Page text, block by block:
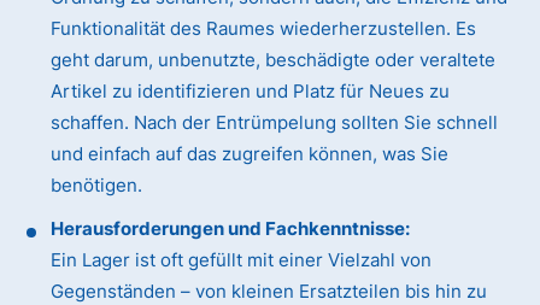
Funktionalität des Raumes wiederherzustellen. Es
geht darum, unbenutzte, beschädigte oder veraltete
Artikel zu identifizieren und Platz für Neues zu
schaffen. Nach der Entrümpelung sollten Sie schnell
und einfach auf das zugreifen können, was Sie
benötigen.
Herausforderungen und Fachkenntnisse:
Ein Lager ist oft gefüllt mit einer Vielzahl von
Gegenständen – von kleinen Ersatzteilen bis hin zu